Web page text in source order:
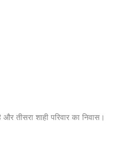
तीसरा शाही परिवार का निवास।